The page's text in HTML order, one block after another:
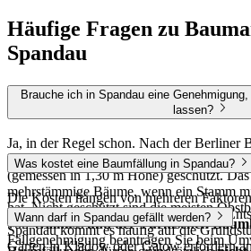
Häufige Fragen zu
Spandau
Brauche ich in Spandau eine
lassen?
Ja, in der Regel schon. Nach der Berliner
sind alle Laubbäume und Waldkiefern ab
(gemessen in 1,30 m Höhe) geschützt.
mehrstämmige Bäume, wenn ein Stamm
hat. Nicht geschützt sind die meisten
vonWalnuss und der Türkischen
Fällgenehmigung beantragen Sie beim
Was kostet eine Baumfällung in Spandau?
Die Kosten hängen von mehreren
Baumart, Zugänglichkeit, Umfeld und
Spandau kommt es häufig auf die
Gärten in Kladow oder Gatow erfordern
Wann darf in Spandau gefällt werden?